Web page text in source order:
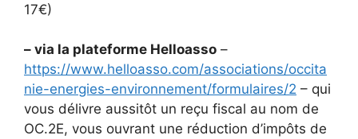
17€)
– via la plateforme Helloasso –
https://www.helloasso.com/associations/occita
nie-energies-environnement/formulaires/2 – qui
vous délivre aussitôt un reçu fiscal au nom de
OC.2E, vous ouvrant une réduction d’impôts de